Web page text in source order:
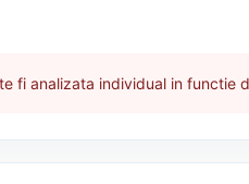
fi analizata individual in functie